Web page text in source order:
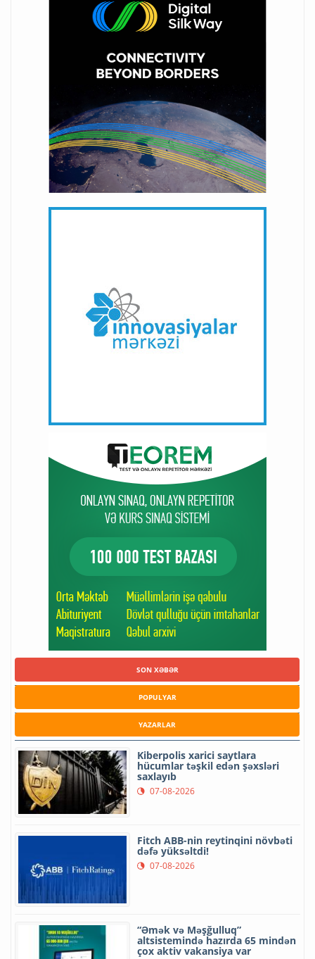
SON XƏBƏR
POPULYAR
YAZARLAR
Kiberpolis xarici saytlara
hücumlar təşkil edən şəxsləri
saxlayıb
07-08-2026
Fitch ABB-nin reytinqini növbəti
dəfə yüksəltdi!
07-08-2026
“Əmək və Məşğulluq”
altsistemində hazırda 65 mindən
çox aktiv vakansiya var